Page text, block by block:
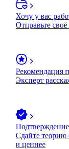
Хочу у вас
Отправьте
Рекомендация
Эксперт
Сдайте теорию
и ценнее